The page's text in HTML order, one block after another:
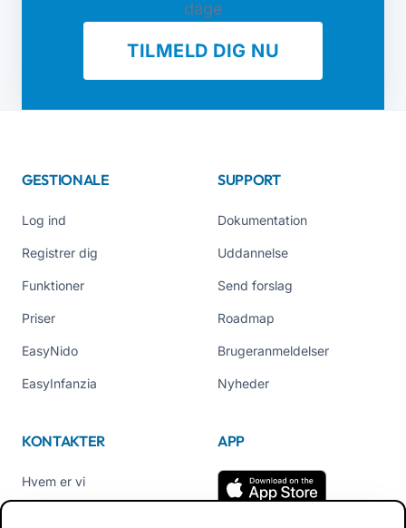
dage
TILMELD DIG NU
GESTIONALE
Log ind
Registrer dig
Funktioner
Priser
EasyNido
EasyInfanzia
SUPPORT
Dokumentation
Uddannelse
Send forslag
Roadmap
Brugeranmeldelser
Nyheder
KONTAKTER
Hvem er vi
APP